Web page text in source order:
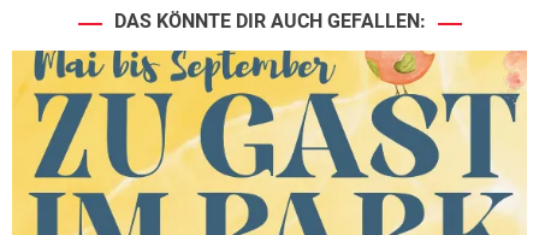
DAS KÖNNTE DIR AUCH GEFALLEN: